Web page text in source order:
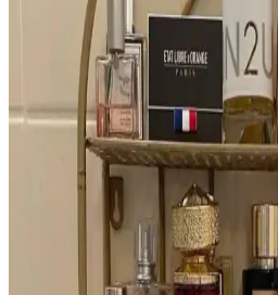
İlkbahar için yeşil çay, armut ve elma
yöntemiyle oluşturulan parfüm ve
aromalar sunarak kalıcı ferahlık sağlar.
Harajuku Lovers G ve
Tropikal Koku Benzerlikleri
Harajuku Lovers G ve Glossier Fleur
hindistancevizi ve vanilya notalarıyla
parfümde yapay alt notalar nostaljik
kullanıcılar arasında popülerdir.
2010'ların Altın Renkli,
Parfüm Şişeleri: Azzaro Duo